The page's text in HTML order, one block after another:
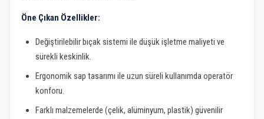
Öne Çıkan Özellikler:
Değiştirilebilir bıçak sistemi ile düşük işletme maliyeti ve
sürekli keskinlik.
Ergonomik sap tasarımı ile uzun süreli kullanımda operatör
konforu.
Farklı malzemelerde (çelik, alüminyum, plastik) güvenilir